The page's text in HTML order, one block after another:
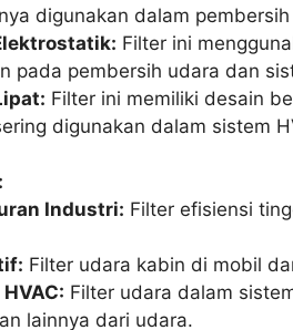
digunakan dalam
Filter ini
pada pembersih udara dan
Filter ini memiliki desain
digunakan dalam sistem
Industri: Filter efisiensi
Filter udara kabin di mobil
Filter udara dalam
lainnya dari udara.